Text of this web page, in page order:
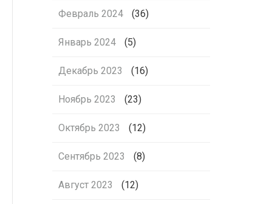
Февраль 2024 (36)
Январь 2024 (5)
Декабрь 2023 (16)
Ноябрь 2023 (23)
Октябрь 2023 (12)
Сентябрь 2023 (8)
Август 2023 (12)